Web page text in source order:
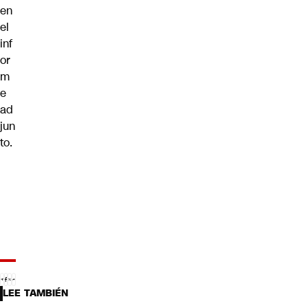
en
el
inf
or
m
e
ad
jun
to.
LEE TAMBIÉN